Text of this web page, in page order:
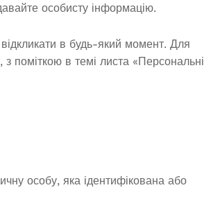
особисту інформацію.
в будь-який момент. Для
поміткою в темі листа «Персональні
особу, яка ідентифікована або